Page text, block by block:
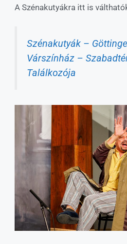
A Szénakutyákra itt is
Szénakutyák –
Várszínház –
Találkozója